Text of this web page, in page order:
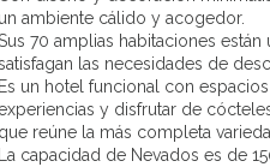
un ambiente cálido y acogedor.
70 amplias habitaciones
las necesidades de
Es un hotel funcional con
y disfrutar de
que reúne la más completa
La capacidad de Nevados es de